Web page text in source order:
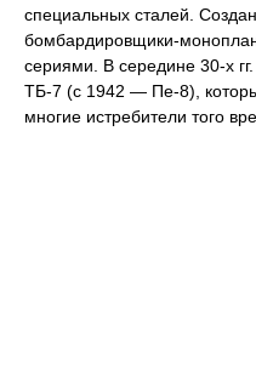
специальных сталей.
бомбардировщики-
сериями. В середине 30-х
ТБ-7 (с 1942 — Пе-8),
многие истребители того